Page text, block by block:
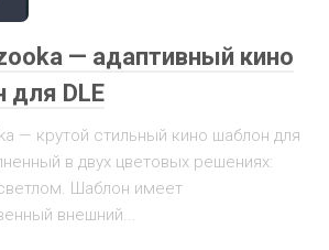
— адаптивный кино
для DLE
— крутой стильный кино шаблон для
в двух цветовых решениях:
Шаблон имеет
внешний...